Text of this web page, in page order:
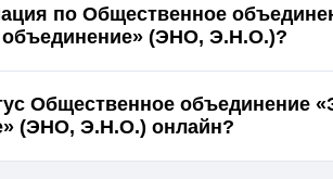
по Общественное
объединение» (ЭНО, Э.Н.О.)?
Общественное объединение
(ЭНО, Э.Н.О.) онлайн?